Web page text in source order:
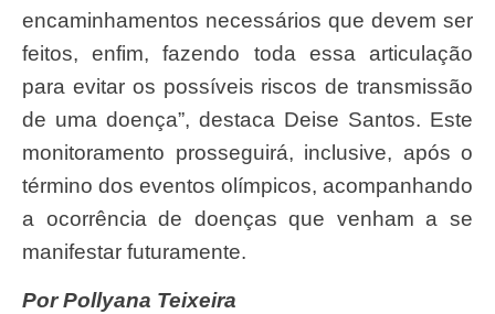
encaminhamentos necessários que devem ser
feitos, enfim, fazendo toda essa articulação
para evitar os possíveis riscos de transmissão
de uma doença”, destaca Deise Santos. Este
monitoramento prosseguirá, inclusive, após o
término dos eventos olímpicos, acompanhando
a ocorrência de doenças que venham a se
manifestar futuramente.
Por Pollyana Teixeira